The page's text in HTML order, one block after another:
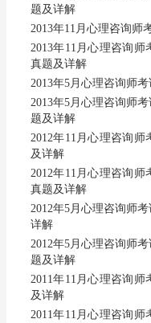
题及详解
2013年11月心理咨询师
2013年11月心理咨询师
真题及详解
2013年5月心理咨询师
2013年5月心理咨询师
题及详解
2012年11月心理咨询
及详解
2012年11月心理咨询师
真题及详解
2012年5月心理咨询师
详解
2012年5月心理咨询师
题及详解
2011年11月心理咨询
及详解
2011年11月心理咨询师